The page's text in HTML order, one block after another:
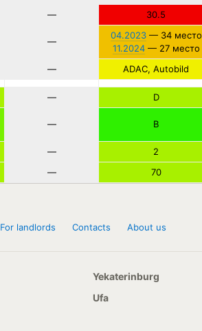
— 30.5
—
04.2023— 34 место
11.2024— 27 место
— ADAC, Autobild
— D
— B
— 2
— 70
For landlords Contacts About us
Yekaterinburg
Ufa